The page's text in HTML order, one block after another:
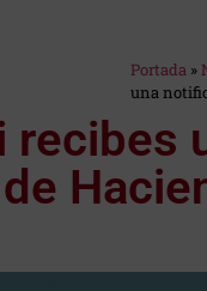
Portada»
una
recibes